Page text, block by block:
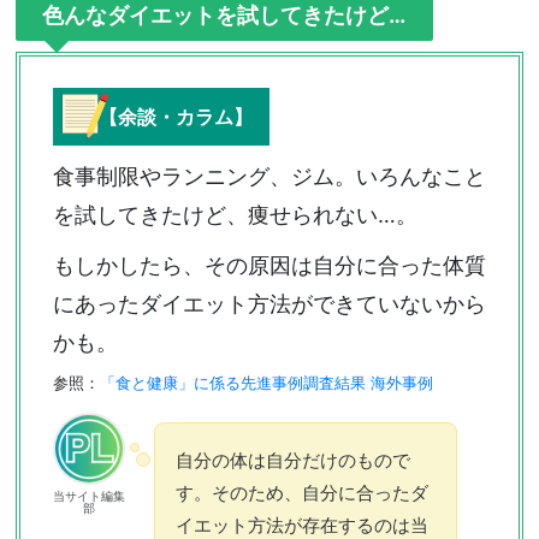
色んなダイエットを試してきたけど…
【余談・カラム】
食事制限やランニング、ジム。いろんなこと
を試してきたけど、痩せられない…。
もしかしたら、その原因は自分に合った体質
にあったダイエット方法ができていないから
かも。
参照： 「食と健康」に係る先進事例調査結果 海外事例
当サイト編集
部
自分の体は自分だけのもので
す。そのため、自分に合ったダ
イエット方法が存在するのは当